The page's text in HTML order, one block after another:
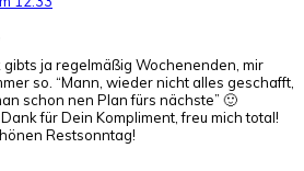
ja regelmäßig Wochenenden, mir
so. “Mann, wieder nicht alles geschafft,
schon nen Plan fürs nächste” 🙂
für Dein Kompliment, freu mich total!
Restsonntag!